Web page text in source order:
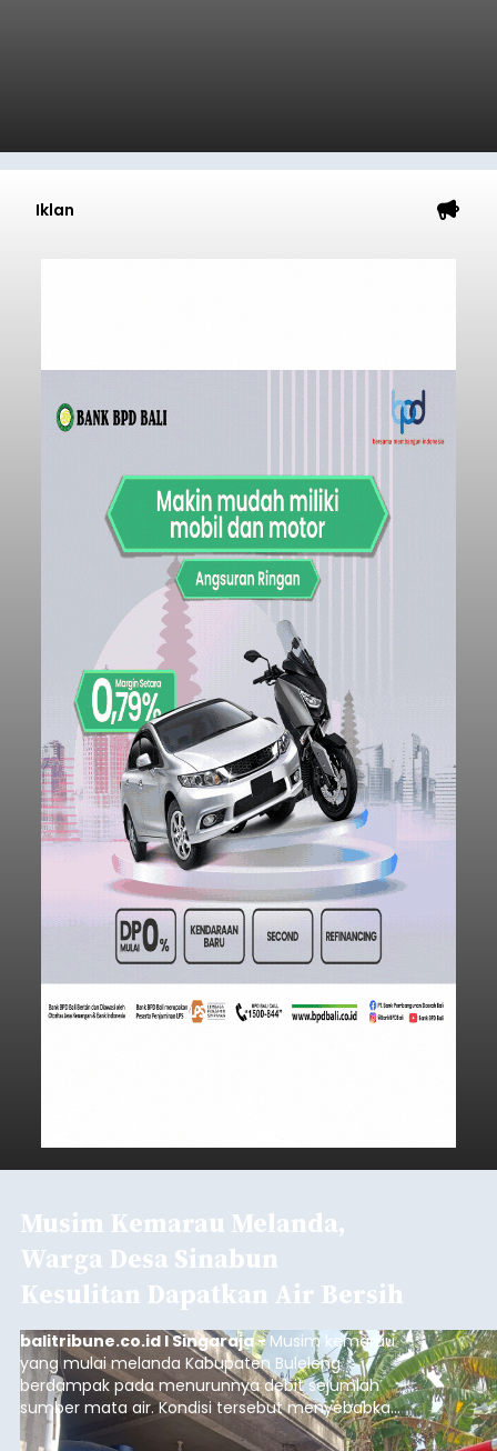
Iklan
Musim Kemarau Melanda,
Warga Desa Sinabun
Kesulitan Dapatkan Air Bersih
balitribune.co.id I Singaraja -Musim kemarau
yang mulai melanda Kabupaten Buleleng
berdampak pada menurunnya debit sejumlah
sumber mata air. Kondisi tersebut menyebabkan
warga di beberapa desa mulai mengalami